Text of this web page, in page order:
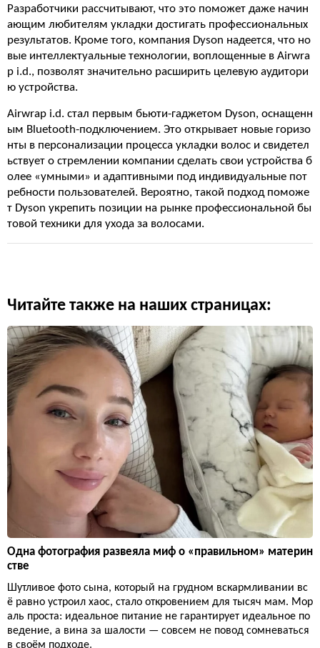
Разработчики рассчитывают, что это поможет даже начин
ающим любителям укладки достигать профессиональных
результатов. Кроме того, компания Dyson надеется, что но
вые интеллектуальные технологии, воплощенные в Airwra
p i.d., позволят значительно расширить целевую аудитори
ю устройства.
Airwrap i.d. стал первым бьюти-гаджетом Dyson, оснащенн
ым Bluetooth-подключением. Это открывает новые горизо
нты в персонализации процесса укладки волос и свидетел
ьствует о стремлении компании сделать свои устройства б
олее «умными» и адаптивными под индивидуальные пот
ребности пользователей. Вероятно, такой подход поможе
т Dyson укрепить позиции на рынке профессиональной бы
товой техники для ухода за волосами.
Читайте также на наших страницах:
Одна фотография развеяла миф о «правильном» материн
стве
Шутливое фото сына, который на грудном вскармливании вс
ё равно устроил хаос, стало откровением для тысяч мам. Мор
аль проста: идеальное питание не гарантирует идеальное по
ведение, а вина за шалости — совсем не повод сомневаться
в своём подходе.